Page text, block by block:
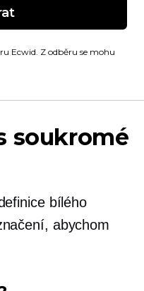
Ecwid. Z odběru se mohu
soukromé
bílého
abychom